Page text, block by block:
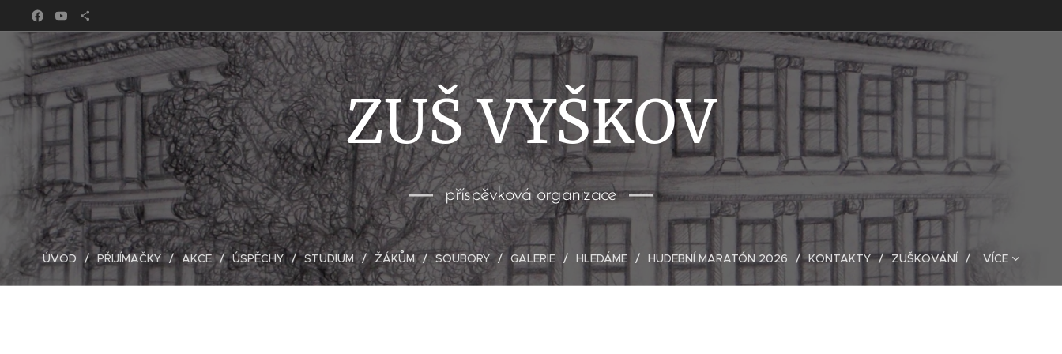
ZUŠ VYŠKOV
příspěvková organizace
ÚVOD PŘIJÍMAČKY AKCE ÚSPĚCHY STUDIUM ŽÁKŮM SOUBORY GALERIE HLEDÁME HUDEBNÍ MARATÓN 2026 KONTAKTY ZUŠKOVÁNÍ VÍCE